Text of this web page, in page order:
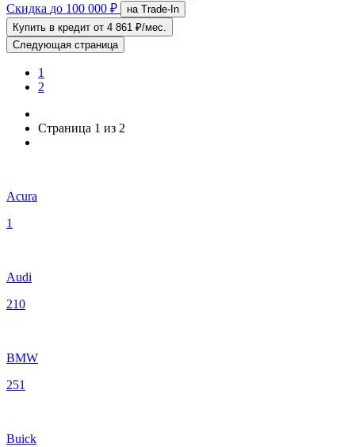
Скидка до 100 000 ₽
на Trade-In
Купить в кредит от 4 861 ₽/мес.
Следующая страница
1
2
Страница 1 из 2
Acura
1
Audi
210
BMW
251
Buick